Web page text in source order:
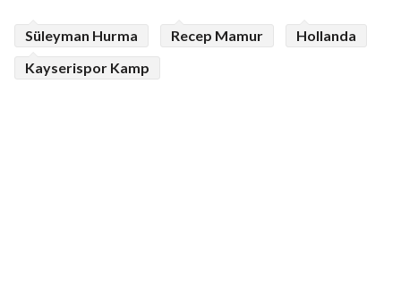
Süleyman Hurma Recep Mamur
Hollanda
Kayserispor Kamp